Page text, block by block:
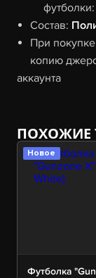
Состав:
При
копию
аккаунта
ПОХОЖИЕ
Новое
Футболка